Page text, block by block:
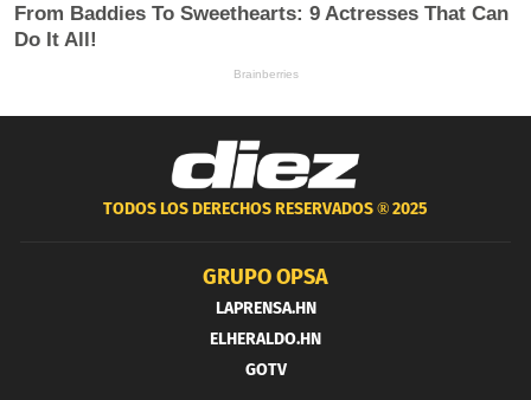
TODOS LOS DERECHOS RESERVADOS ®2025
GRUPO OPSA
LAPRENSA.HN
ELHERALDO.HN
GOTV